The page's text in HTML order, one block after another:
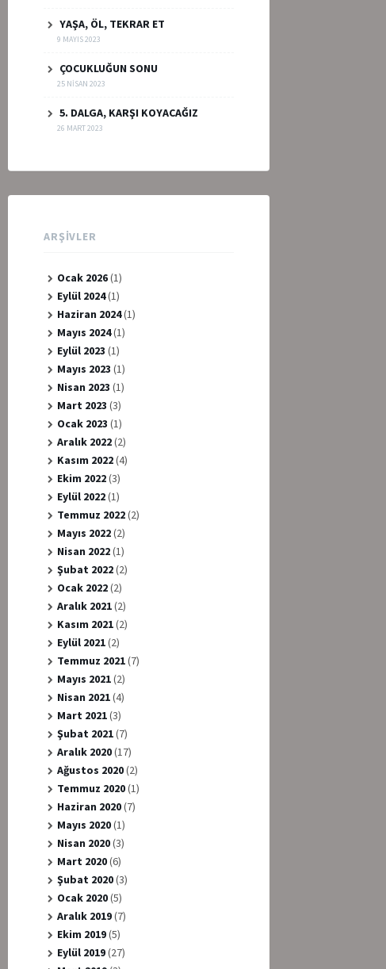
YAŞA, ÖL, TEKRAR ET
9 MAYIS 2023
ÇOCUKLUĞUN SONU
25 NISAN 2023
5. DALGA, KARŞI KOYACAĞIZ
26 MART 2023
ARŞIVLER
Ocak 2026(1)
Eylül 2024(1)
Haziran 2024(1)
Mayıs 2024(1)
Eylül 2023 (1)
Mayıs 2023 (1)
Nisan 2023 (1)
Mart 2023 (3)
Ocak 2023 (1)
Aralık 2022(2)
Kasım 2022(4)
Ekim 2022(3)
Eylül 2022(1)
Temmuz 2022(2)
Mayıs 2022(2)
Nisan 2022(1)
Şubat 2022(2)
Ocak 2022(2)
Aralık 2021(2)
Kasım 2021(2)
Eylül 2021(2)
Temmuz 2021(7)
Mayıs 2021(2)
Nisan 2021(4)
Mart 2021(3)
Şubat 2021(7)
Aralık 2020(17)
Ağustos 2020(2)
Temmuz 2020(1)
Haziran 2020(7)
Mayıs 2020(1)
Nisan 2020(3)
Mart 2020(6)
Şubat 2020(3)
Ocak 2020(5)
Aralık 2019(7)
Ekim 2019(5)
Eylül 2019(27)